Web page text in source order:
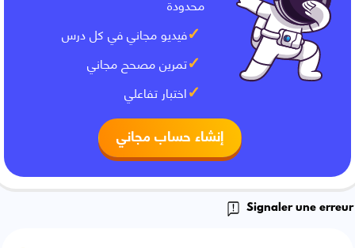
فيديو مجاني في كل درس
تمرين مصحح مجاني
اختبار تفاعلي
إنشاء حساب مجاني
Signaler une erreur